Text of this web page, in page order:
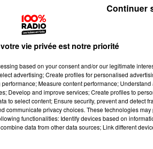
vie privée est notre priorité
based on your consent and/or our legitimate
advertising; Create profiles for personalised
Measure content performance;
Develop and improve services; Create profiles to
to select content; Ensure security, prevent and detect
communicate privacy choices. These technologies
functionalities: Identify devices based on
data from other data sources; Link different
Continuer